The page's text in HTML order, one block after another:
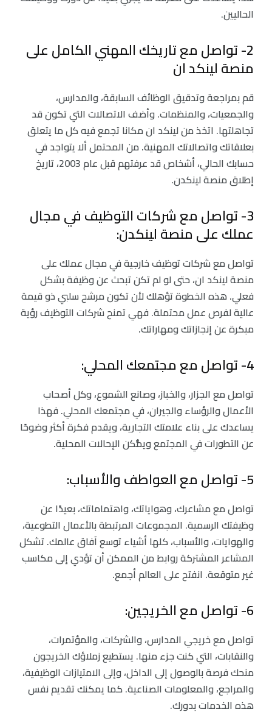
الحاليين.
2- تواصل مع تاريخك المهني الكامل على
منصة لينكد ان
قم بمراجعة وتدقيق الوظائف السابقة، والمدارس،
والجمعيات، والمنظمات. وأضف الاتصالات التي تكون قد
تجاهلتها. اتخذ من لينكد ان مكانا تجمع فيه كل ما يتعلق
بعلاقاتك واتصالاتك المهنية. من المحتمل ألا يتواجد في
حسابك الحالي، أشخاص قد عرفتهم قبل عام 2003، تاريخ
إطلاق منصة لينكدن.
3- تواصل مع شركات التوظيف في مجال
عملك على منصة لينكدن:
تواصل مع شركات توظيف خارجية في مجال عملك على
منصة لينكد ان، حتى لو لم تكن تبحث عن وظيفة بشكل
فعلي. هذه الخطوة تؤهلك لأن تكون مرشح سلبي ذو قيمة
عالية لفرص عمل محتملة. فهي تمنح شركات التوظيف رؤية
مبكرة عن إنجازاتك ومهاراتك.
4- تواصل مع مجتمعك المحلي:
تواصل مع الجزار، والخباز، وصانع الشموع، وكل أصحاب
الأعمال والرؤساء والجيران، في مجتمعك المحلي. فهذا
يساعدك على بناء علامتك التجارية، ويقدم فكرة أكثر وضوحًا
عن التطورات في المجتمع ويمُّكن الإحالات المحلية.
5- تواصل مع العواطف والأسباب:
تواصل مع مشاعرك، وهواياتك، واهتماماتك، بعيدًا عن
وظيفتك الرسمية. المجموعات المرتبطة بالأعمال التطوعية،
والهوايات، والأسباب، كلها أشياء توسع آفاق عالمك. تشكل
المشاعر المشتركة روابط من الممكن أن تؤدي إلى مكاسب
غير متوقعة. انفتح على العالم أجمع.
6- تواصل مع الخريجين:
تواصل مع خريجي المدارس، والشركات، والمؤتمرات،
والنقابات، التي كنت جزء منها. يستطيع زملاؤك الخريجون
منحك فرصة بالوصول إلى الداخل، وإلى الامتيازات الوظيفية،
والمراجع، والمعلومات الصناعية. كما يمكنك تقديم نفس
هذه الخدمات بدورك.